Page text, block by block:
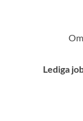
Lediga